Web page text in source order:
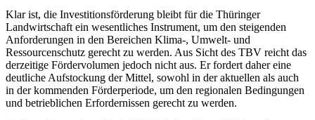
Klar ist, die Investitionsförderung bleibt für die Thüringer
Landwirtschaft ein wesentliches Instrument, um den steigenden
Anforderungen in den Bereichen Klima-, Umwelt- und
Ressourcenschutz gerecht zu werden. Aus Sicht des TBV reicht das
derzeitige Fördervolumen jedoch nicht aus. Er fordert daher eine
deutliche Aufstockung der Mittel, sowohl in der aktuellen als auch
in der kommenden Förderperiode, um den regionalen Bedingungen
und betrieblichen Erfordernissen gerecht zu werden.